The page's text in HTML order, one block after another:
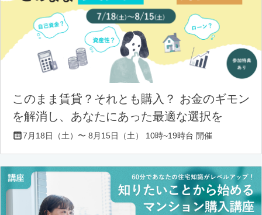
このまま賃貸？それとも購入？ お金のギモン
を解消し、あなたにあった最適な選択を
7月18日（土）〜 8月15日（土） 10時~19時台 開催